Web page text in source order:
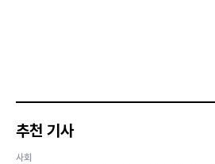
추천 기사
사회